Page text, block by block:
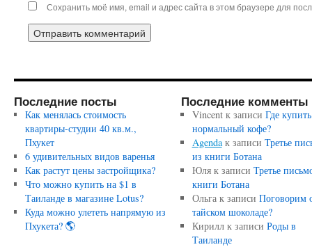
Сохранить моё имя, email и адрес сайта в этом браузере для
Последние посты
Как менялась стоимость
квартиры-студии 40 кв.м.,
Пхукет
6 удивительных видов варенья
Как растут цены застройщика?
Что можно купить на $1 в
Таиланде в магазине Lotus?
Куда можно улететь напрямую из
Пхукета? 🌎
Последние комменты
Vincentк записи Где купить
нормальный кофе?
Agendaк записи Третье
из книги Ботана
Юляк записи Третье
книги Ботана
Ольгак записи Поговорим
тайском шоколаде?
Кириллк записи Роды в
Таиланде